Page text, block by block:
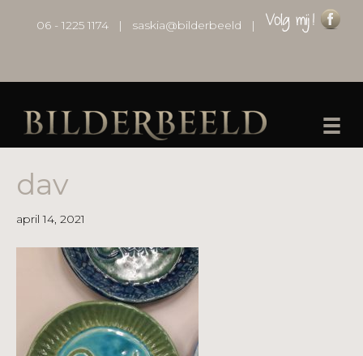
06 - 1225 1174 | saskia@bilderbeeld |
dav
april 14, 2021